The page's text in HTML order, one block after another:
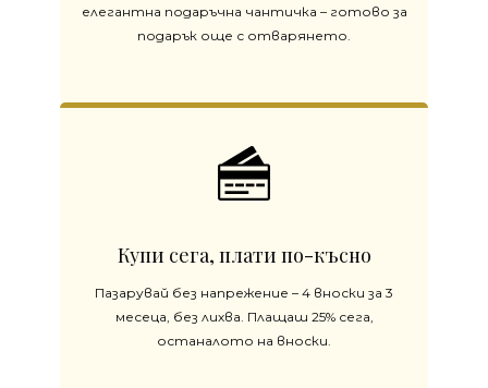
елегантна подаръчна чантичка – готово за
подарък още с отварянето.
Купи сега, плати по-късно
Пазарувай без напрежение – 4 вноски за 3
месеца, без лихва. Плащаш 25% сега,
останалото на вноски.